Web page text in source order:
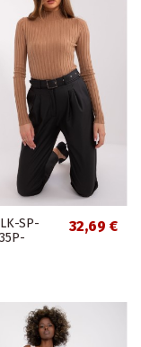
SP-
32,69 €